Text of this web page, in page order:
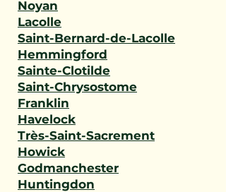
Noyan
Lacolle
Saint-Bernard-de-Lacolle
Hemmingford
Sainte-Clotilde
Saint-Chrysostome
Franklin
Havelock
Très-Saint-Sacrement
Howick
Godmanchester
Huntingdon